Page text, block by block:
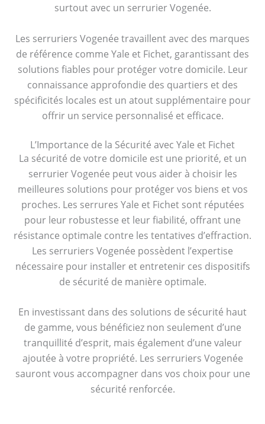
surtout avec un serrurier Vogenée.
Les serruriers Vogenée travaillent avec des marques
de référence comme Yale et Fichet, garantissant des
solutions fiables pour protéger votre domicile. Leur
connaissance approfondie des quartiers et des
spécificités locales est un atout supplémentaire pour
offrir un service personnalisé et efficace.
L’Importance de la Sécurité avec Yale et Fichet
La sécurité de votre domicile est une priorité, et un
serrurier Vogenée peut vous aider à choisir les
meilleures solutions pour protéger vos biens et vos
proches. Les serrures Yale et Fichet sont réputées
pour leur robustesse et leur fiabilité, offrant une
résistance optimale contre les tentatives d’effraction.
Les serruriers Vogenée possèdent l’expertise
nécessaire pour installer et entretenir ces dispositifs
de sécurité de manière optimale.
En investissant dans des solutions de sécurité haut
de gamme, vous bénéficiez non seulement d’une
tranquillité d’esprit, mais également d’une valeur
ajoutée à votre propriété. Les serruriers Vogenée
sauront vous accompagner dans vos choix pour une
sécurité renforcée.